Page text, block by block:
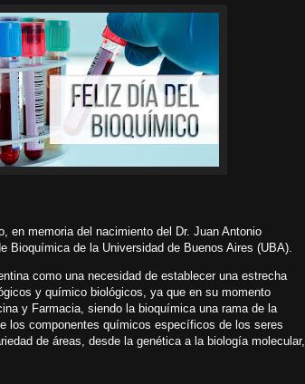
en memoria del nacimiento del Dr. Juan Antonio
Bioquímica de la Universidad de Buenos Aires (UBA).
como una necesidad de establecer una estrecha
y químico biológicos, ya que en su momento
y Farmacia, siendo la bioquímica una rama de la
los componentes químicos específicos de los seres
de áreas, desde la genética a la biología molecular,